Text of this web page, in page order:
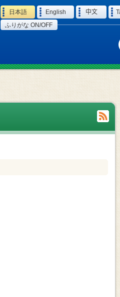
Language
日本語 English 中文
ふりがな ON/OFF